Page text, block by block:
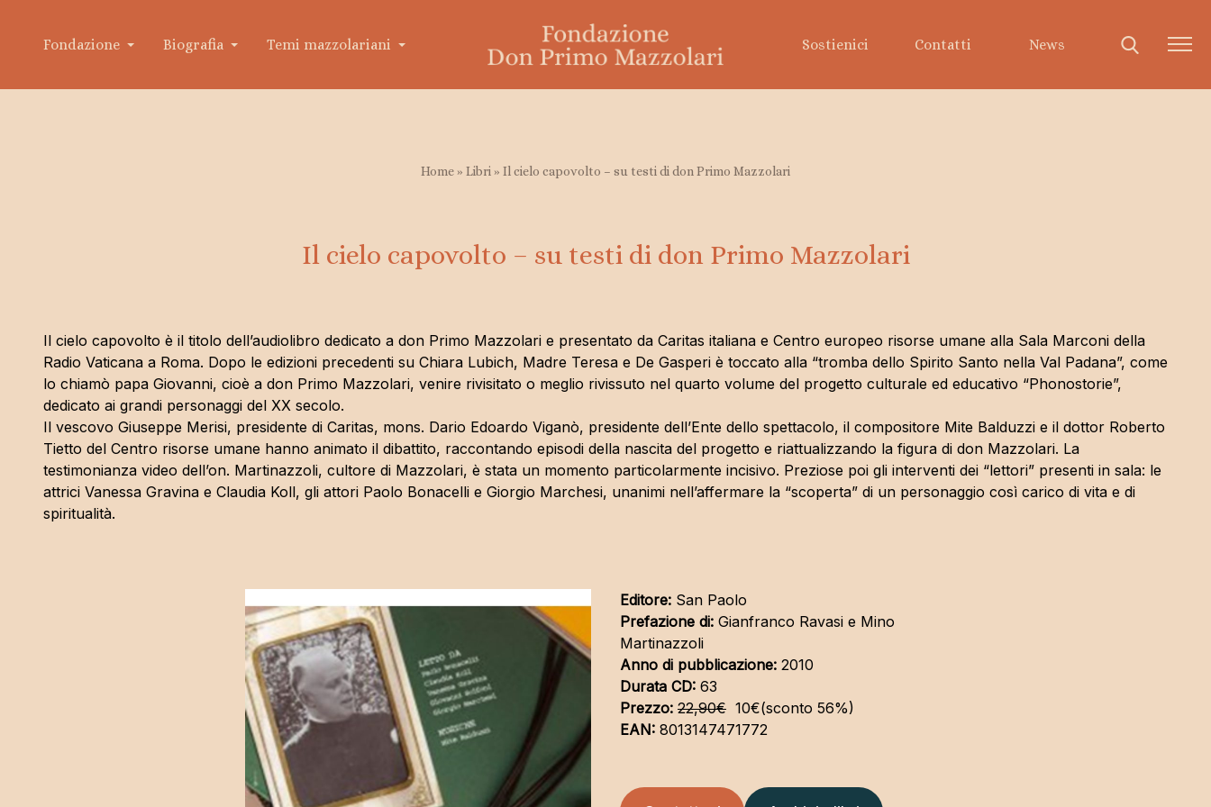
Il testamento di don Primo
L’ostinazione della pace
Fondazione Biografia Temi mazzolariani Sostienici Contatti News
Home » Libri » Il cielo capovolto – su testi di don Primo Mazzolari
Il cielo capovolto – su testi di don Primo Mazzolari
Il cielo capovolto è il titolo dell’audiolibro dedicato a don Primo Mazzolari e presentato da Caritas italiana e Centro europeo risorse umane alla Sala Marconi della
Radio Vaticana a Roma. Dopo le edizioni precedenti su Chiara Lubich, Madre Teresa e De Gasperi è toccato alla “tromba dello Spirito Santo nella Val Padana”, come
lo chiamò papa Giovanni, cioè a don Primo Mazzolari, venire rivisitato o meglio rivissuto nel quarto volume del progetto culturale ed educativo “Phonostorie”,
dedicato ai grandi personaggi del XX secolo.
Il vescovo Giuseppe Merisi, presidente di Caritas, mons. Dario Edoardo Viganò, presidente dell’Ente dello spettacolo, il compositore Mite Balduzzi e il dottor Roberto
Tietto del Centro risorse umane hanno animato il dibattito, raccontando episodi della nascita del progetto e riattualizzando la figura di don Mazzolari. La
testimonianza video dell’on. Martinazzoli, cultore di Mazzolari, è stata un momento particolarmente incisivo. Preziose poi gli interventi dei “lettori” presenti in sala: le
attrici Vanessa Gravina e Claudia Koll, gli attori Paolo Bonacelli e Giorgio Marchesi, unanimi nell’affermare la “scoperta” di un personaggio così carico di vita e di
spiritualità.
Editore: San Paolo
Prefazione di: Gianfranco Ravasi e Mino
Martinazzoli
Anno di pubblicazione: 2010
Durata CD: 63
Prezzo: 22,90€ 10€(sconto 56%)
EAN: 8013147471772